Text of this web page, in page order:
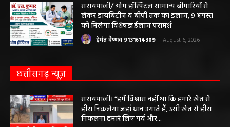
सरायपाली/ ओम हॉस्पिटल सामान्य बीमारियों से
लेकर डायबिटीज व बीपी तक का इलाज, 9 अगस्त
को मिलेगा विशेषज्ञ ईलाज परामर्श
हेमंत वैष्णव 9131614309 - August 6, 2026
छत्तीसगढ़ न्यूज़
सरायपाली। “हमें विश्वास नहीं था कि हमारे खेत से
हीरा निकलेगा जहां धान उगाते हैं, उसी खेत से हीरा
निकलना हमारे लिए गर्व और...